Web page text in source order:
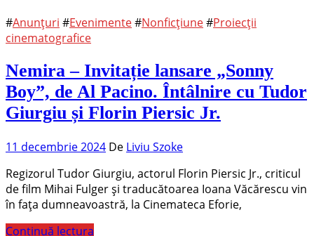
#Anunțuri #Evenimente#Nonficțiune#Proiecții
cinematografice
Nemira – Invitație lansare „Sonny
Boy”, de Al Pacino. Întâlnire cu Tudor
Giurgiu și Florin Piersic Jr.
11 decembrie 2024 De Liviu Szoke
Regizorul Tudor Giurgiu, actorul Florin Piersic Jr., criticul
de film Mihai Fulger și traducătoarea Ioana Văcărescu vin
în fața dumneavoastră, la Cinemateca Eforie,
Continuă lectura